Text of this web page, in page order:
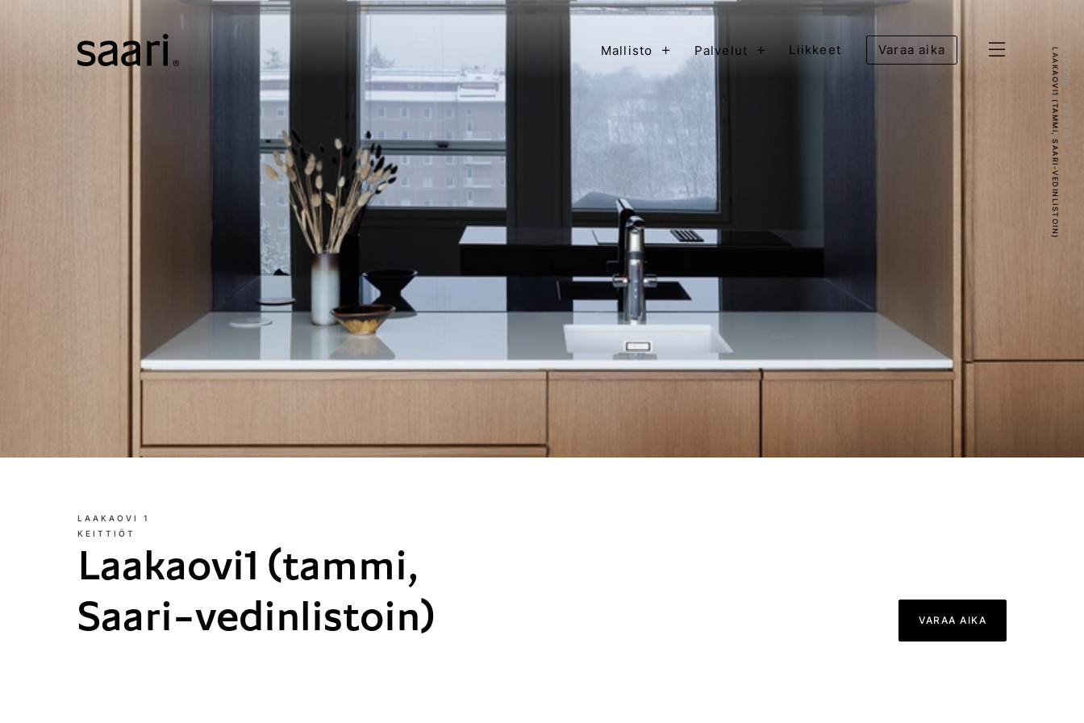
Mallisto + Palvelut + Liikkeet Varaa aika ETUSIVU
KEITTIÖT
LAAKAOVI1 (TAMMI, SAARI-VEDINLISTOIN)
LAAKAOVI 1
KEITTIÖT
Laakaovi1 (tammi,
Saari-vedinlistoin)
VARAA AIKA